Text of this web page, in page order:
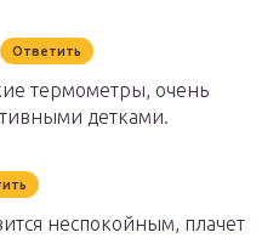
Ответить
термометры, очень
детками.
неспокойным, плачет